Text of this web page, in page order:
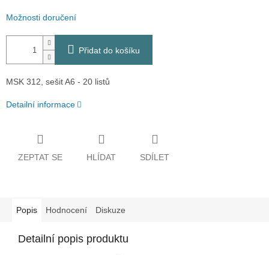
Možnosti doručení
Přidat do košíku
MSK 312, sešit A6 - 20 listů
Detailní informace
ZEPTAT SE HLÍDAT SDÍLET
Popis Hodnocení Diskuze
Detailní popis produktu